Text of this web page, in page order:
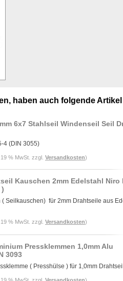
haben auch folgende Artikel
6x7 Stahlseil Windenseil Seil
4 (DIN 3055)
% MwSt. zzgl. Versandkosten)
Kauschen 2mm Edelstahl Niro
( Seilkauschen) für 2mm Drahtseile aus
% MwSt. zzgl. Versandkosten)
Pressklemmen 1,0mm Alu
3093
( Presshülse ) für 1,0mm